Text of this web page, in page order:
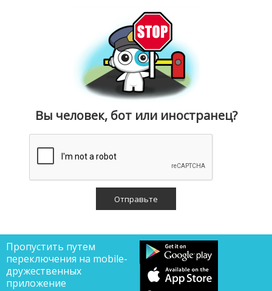
Вы человек, бот или иностранец?
Пропустить путем
переключения на mobile-
дружественных
приложение